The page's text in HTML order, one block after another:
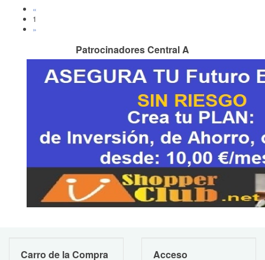
«
1
»
Patrocinadores Central A
Carro de la Compra Acceso